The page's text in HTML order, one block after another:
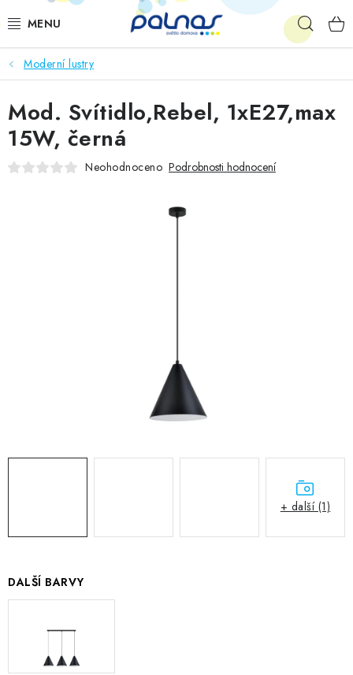
na
OSVĚTLENÍ INTERIÉRU
LED
VENKOVNÍ OSVĚTLENÍ
Moderní lustry
DALŠÍ BARVY
Mod. Svítidlo,Rebel, 1xE27,max
15W, černá
Neohodnoceno Podrobnosti hodnocení
+ další (1)